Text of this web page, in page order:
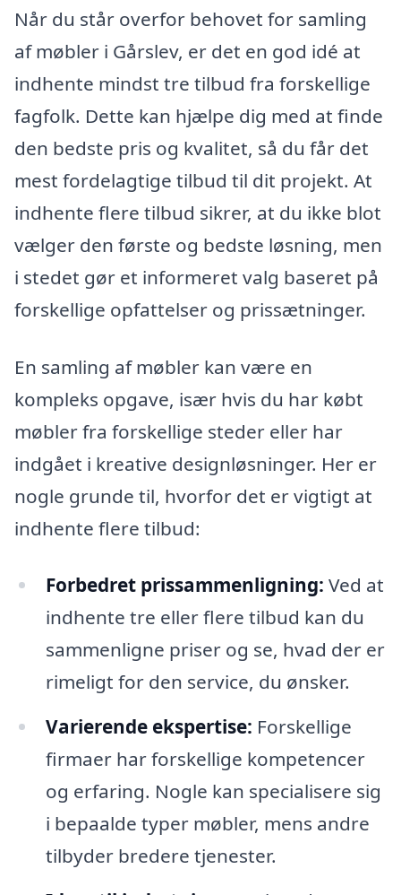
Når du står overfor behovet for samling
af møbler i Gårslev, er det en god idé at
indhente mindst tre tilbud fra forskellige
fagfolk. Dette kan hjælpe dig med at finde
den bedste pris og kvalitet, så du får det
mest fordelagtige tilbud til dit projekt. At
indhente flere tilbud sikrer, at du ikke blot
vælger den første og bedste løsning, men
i stedet gør et informeret valg baseret på
forskellige opfattelser og prissætninger.
En samling af møbler kan være en
kompleks opgave, især hvis du har købt
møbler fra forskellige steder eller har
indgået i kreative designløsninger. Her er
nogle grunde til, hvorfor det er vigtigt at
indhente flere tilbud:
Forbedret prissammenligning: Ved at
indhente tre eller flere tilbud kan du
sammenligne priser og se, hvad der er
rimeligt for den service, du ønsker.
Varierende ekspertise: Forskellige
firmaer har forskellige kompetencer
og erfaring. Nogle kan specialisere sig
i bepaalde typer møbler, mens andre
tilbyder bredere tjenester.